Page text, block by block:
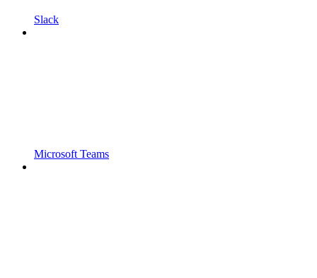
Slack
Microsoft Teams